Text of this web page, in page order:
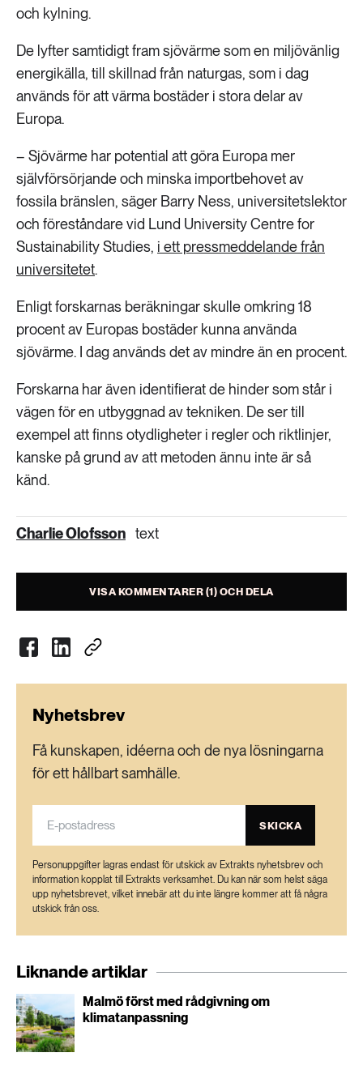
och kylning.
De lyfter samtidigt fram sjövärme som en miljövänlig
energikälla, till skillnad från naturgas, som i dag
används för att värma bostäder i stora delar av
Europa.
– Sjövärme har potential att göra Europa mer
självförsörjande och minska importbehovet av
fossila bränslen, säger Barry Ness, universitetslektor
och föreståndare vid Lund University Centre for
Sustainability Studies, i ett pressmeddelande från
universitetet.
Enligt forskarnas beräkningar skulle omkring 18
procent av Europas bostäder kunna använda
sjövärme. I dag används det av mindre än en procent.
Forskarna har även identifierat de hinder som står i
vägen för en utbyggnad av tekniken. De ser till
exempel att finns otydligheter i regler och riktlinjer,
kanske på grund av att metoden ännu inte är så
känd.
Charlie Olofsson text
VISA KOMMENTARER (1) OCH DELA
Nyhetsbrev
Få kunskapen, idéerna och de nya lösningarna
för ett hållbart samhälle.
SKICKA
Personuppgifter lagras endast för utskick av Extrakts nyhetsbrev och
information kopplat till Extrakts verksamhet. Du kan när som helst säga
upp nyhetsbrevet, vilket innebär att du inte längre kommer att få några
utskick från oss.
Liknande artiklar
Malmö först med rådgivning om
klimatanpassning